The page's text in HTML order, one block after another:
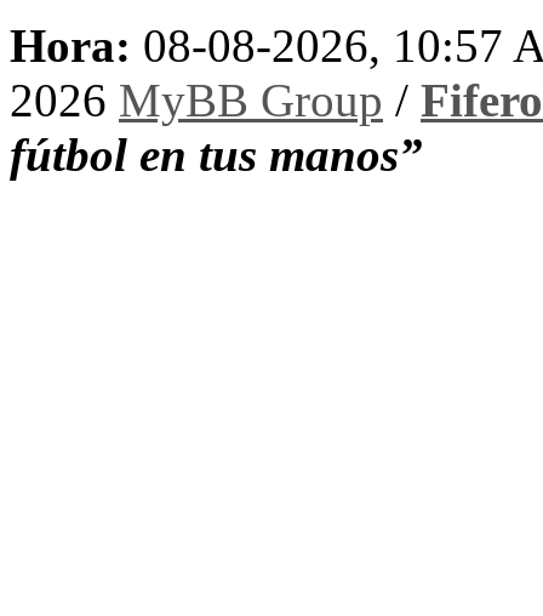
Hora: 08-08-2026, 10:57
2026 MyBB Group /
fútbol en tus manos”